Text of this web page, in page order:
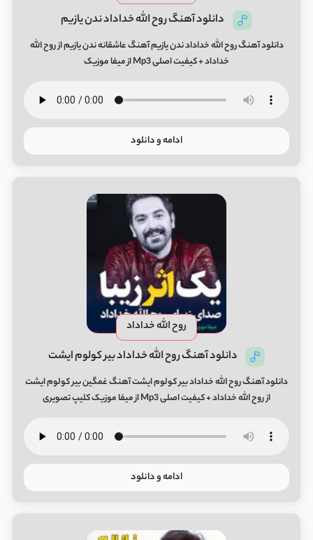
دانلود آهنگ روح الله خداداد ندن یازیم
دانلود آهنگ روح الله خداداد ندن یازیم آهنگ عاشقانه ندن یازیم از روح الله
خداداد + کیفیت اصلی Mp3 از میفا موزیک
ادامه و دانلود
روح الله خداداد
دانلود آهنگ روح الله خداداد بیر کولوم ایشت
دانلود آهنگ روح الله خداداد بیر کولوم ایشت آهنگ غمگین بیر کولوم ایشت
از روح الله خداداد + کیفیت اصلی Mp3 از میفا موزیک کلیپ تصویری
ادامه و دانلود